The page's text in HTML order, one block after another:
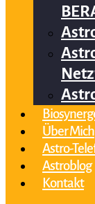
Über Mich
Astro-
Astroblog
Kontakt